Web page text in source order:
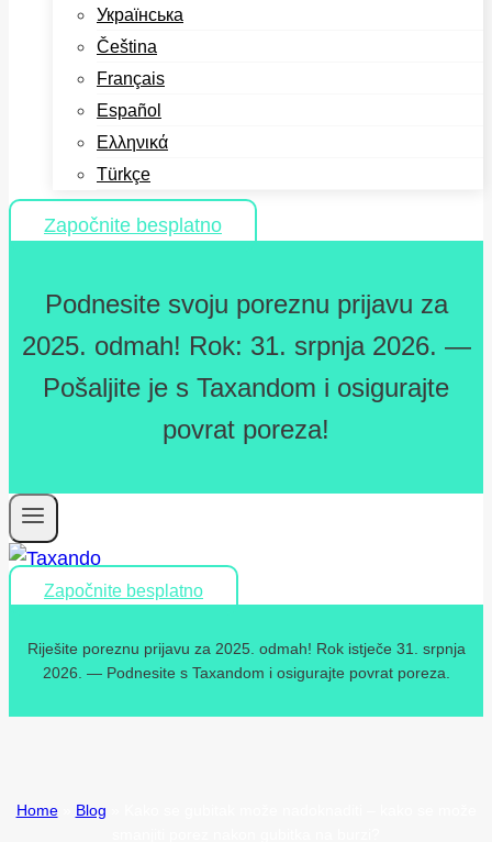
Українська
Čeština
Français
Español
Ελληνικά
Türkçe
Započnite besplatno
Podnesite svoju poreznu prijavu za
2025. odmah! Rok: 31. srpnja 2026. —
Pošaljite je s Taxandom i osigurajte
povrat poreza!
Započnite besplatno
Riješite poreznu prijavu za 2025. odmah! Rok istječe 31. srpnja
2026. — Podnesite s Taxandom i osigurajte povrat poreza.
Home» Blog